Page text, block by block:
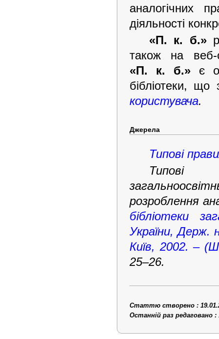
аналогічних
діяльності
«П. к. б.»
також на веб-
«П. к. б.» є
бібліотеки, що
користувача.
Джерела
Типові
Типові
розроблення
бібліотеки
України, Держ.
Київ, 2002. –
25–26.
Статтю створено :
Останній раз редаговано :